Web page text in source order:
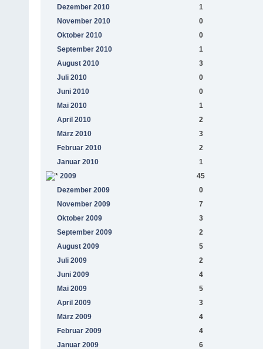
Dezember 2010
1
November 2010
0
Oktober 2010
0
September 2010
1
August 2010
3
Juli 2010
0
Juni 2010
0
Mai 2010
1
April 2010
2
März 2010
3
Februar 2010
2
Januar 2010
1
2009
45
Dezember 2009
0
November 2009
7
Oktober 2009
3
September 2009
2
August 2009
5
Juli 2009
2
Juni 2009
4
Mai 2009
5
April 2009
3
März 2009
4
Februar 2009
4
Januar 2009
6